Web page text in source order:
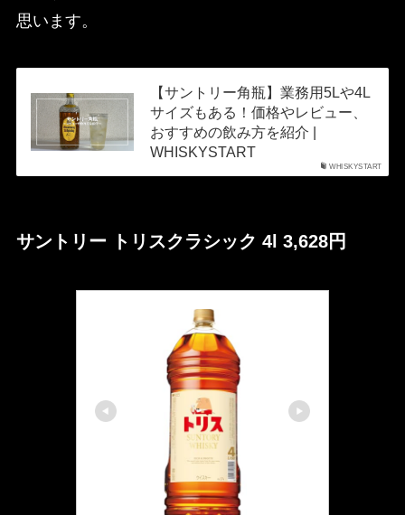
思います。
WHISKYSTART
【サントリー角瓶】業務用5Lや4L
サイズもある！価格やレビュー、
おすすめの飲み方を紹介 |
WHISKYSTART
サントリー トリスクラシック 4l 3,628円